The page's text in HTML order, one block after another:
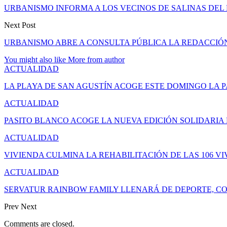
URBANISMO INFORMA A LOS VECINOS DE SALINAS
Next Post
URBANISMO ABRE A CONSULTA PÚBLICA LA
You might also like More from author
ACTUALIDAD
LA PLAYA DE SAN AGUSTÍN ACOGE ESTE DOMINGO LA
ACTUALIDAD
PASITO BLANCO ACOGE LA NUEVA EDICIÓN
ACTUALIDAD
VIVIENDA CULMINA LA REHABILITACIÓN DE LAS 106
ACTUALIDAD
SERVATUR RAINBOW FAMILY LLENARÁ DE DEPORTE,
Prev Next
Comments are closed.